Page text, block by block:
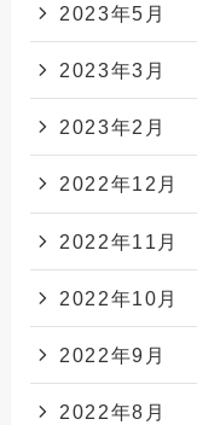
2023年5月
2023年3月
2023年2月
2022年12月
2022年11月
2022年10月
2022年9月
2022年8月